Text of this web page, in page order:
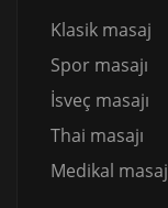
Klasik masaj
Spor masajı
İsveç masajı
Thai masajı
Medikal masaj